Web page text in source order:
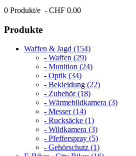
0 Produkt/e - CHF 0.00
Produkte
Waffen & Jagd (154)
- Waffen (29)
- Munition (24)
- Optik (34)
- Bekleidung (22)
- Zubehör (18)
- Wärmebildkamera (3)
- Messer (14)
- Rucksäcke (1)
- Wildkamera (3)
- Pfefferspray (5)
- Gehörschutz (1)